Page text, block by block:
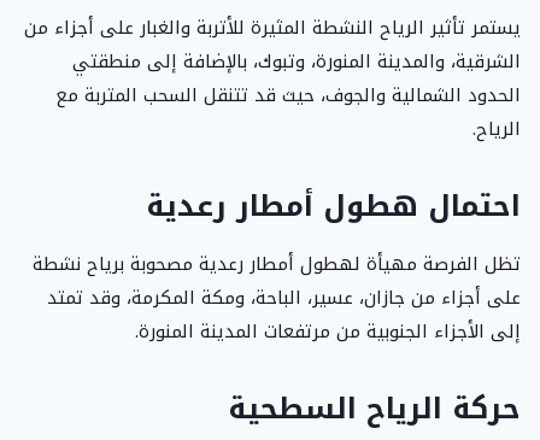
يستمر تأثير الرياح النشطة المثيرة للأتربة والغبار على أجزاء من
الشرقية، والمدينة المنورة، وتبوك، بالإضافة إلى منطقتي
الحدود الشمالية والجوف، حيث قد تتنقل السحب المتربة مع
الرياح.
احتمال هطول أمطار رعدية
تظل الفرصة مهيأة لهطول أمطار رعدية مصحوبة برياح نشطة
على أجزاء من جازان، عسير، الباحة، ومكة المكرمة، وقد تمتد
إلى الأجزاء الجنوبية من مرتفعات المدينة المنورة.
حركة الرياح السطحية